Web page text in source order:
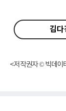
김다
<저작권자 © 빅데이